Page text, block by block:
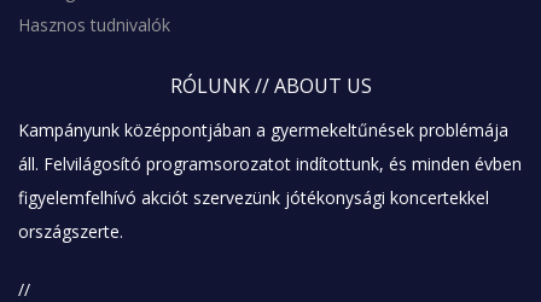
Hasznos tudnivalók
RÓLUNK// ABOUT US
Kampányunk középpontjában a gyermekeltűnések problémája
áll. Felvilágosító programsorozatot indítottunk, és minden évben
figyelemfelhívó akciót szervezünk jótékonysági koncertekkel
országszerte.
//